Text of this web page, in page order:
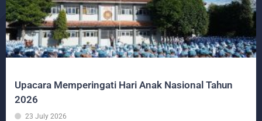
Upacara Memperingati Hari Anak Nasional Tahun
2026
23 July 2026